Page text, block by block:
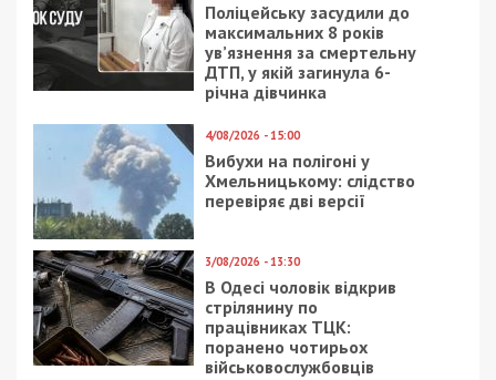
Поліцейську засудили до
максимальних 8 років
ув’язнення за смертельну
ДТП, у якій загинула 6-
річна дівчинка
4/08/2026 - 15:00
Вибухи на полігоні у
Хмельницькому: слідство
перевіряє дві версії
3/08/2026 - 13:30
В Одесі чоловік відкрив
стрілянину по
працівниках ТЦК:
поранено чотирьох
військовослужбовців